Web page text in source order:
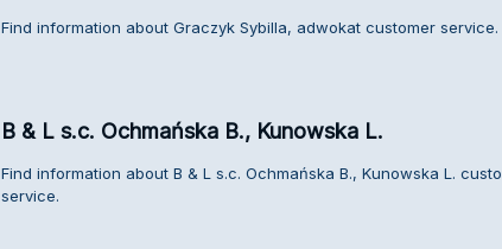
Find information about Graczyk Sybilla, adwokat customer service.
B & L s.c. Ochmańska B., Kunowska L.
Find information about B & L s.c. Ochmańska B., Kunowska L.
service.